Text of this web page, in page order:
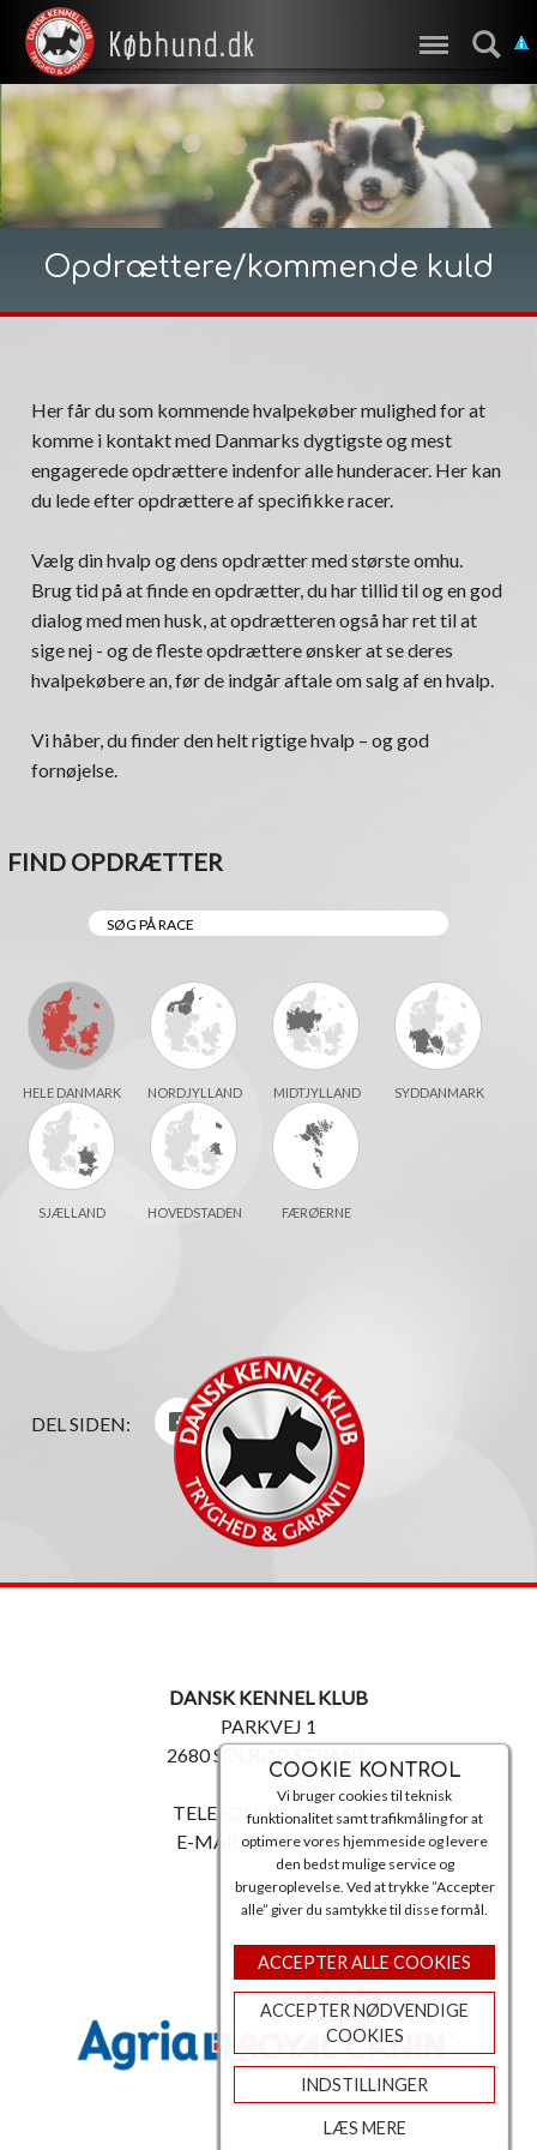
COOKIE KONTROL
Vi bruger cookies til teknisk
funktionalitet samt trafikmåling for at
optimere vores hjemmeside og levere
den bedst mulige service og
brugeroplevelse. Ved at trykke ”Accepter
alle” giver du samtykke til disse formål.
ACCEPTER ALLE COOKIES
ACCEPTER NØDVENDIGE
COOKIES
INDSTILLINGER
LÆS MERE
Opdrættere/kommende kuld
Her får du som kommende hvalpekøber mulighed for at
komme i kontakt med Danmarks dygtigste og mest
engagerede opdrættere indenfor alle hunderacer. Her kan
du lede efter opdrættere af specifikke racer.
Vælg din hvalp og dens opdrætter med største omhu.
Brug tid på at finde en opdrætter, du har tillid til og en god
dialog med men husk, at opdrætteren også har ret til at
sige nej - og de fleste opdrættere ønsker at se deres
hvalpekøbere an, før de indgår aftale om salg af en hvalp.
Vi håber, du finder den helt rigtige hvalp – og god
fornøjelse.
FIND OPDRÆTTER
HELE DANMARK NORDJYLLAND MIDTJYLLAND SYDDANMARK
SJÆLLAND HOVEDSTADEN FÆRØERNE
DEL SIDEN:
DANSK KENNEL KLUB
PARKVEJ 1
2680 SOLRØD STRAND
TELEFON: 56 18 81 00
E-MAIL:post@dkk.dk